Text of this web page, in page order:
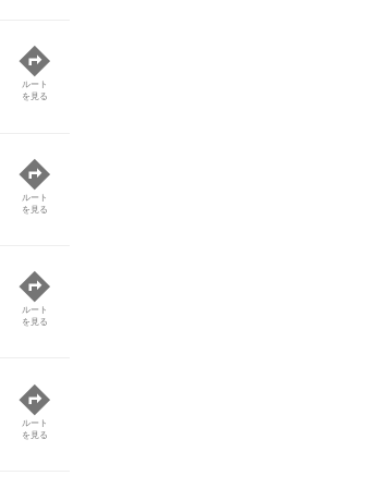
ルート
を見る
ルート
を見る
ルート
を見る
ルート
を見る